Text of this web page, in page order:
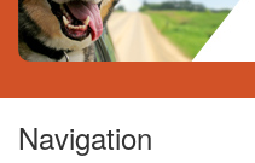
Navigation